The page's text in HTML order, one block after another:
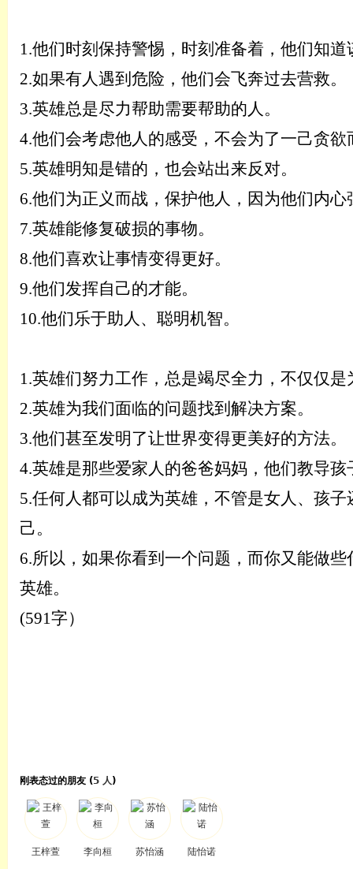
1.他们时刻保持警惕，时刻准备着，他们知道
2.如果有人遇到危险，他们会飞奔过去营救。
3.英雄总是尽力帮助需要帮助的人。
4.他们会考虑他人的感受，不会为了一己贪欲
5.英雄明知是错的，也会站出来反对。
6.他们为正义而战，保护他人，因为他们内心
7.英雄能修复破损的事物。
8.他们喜欢让事情变得更好。
9.他们发挥自己的才能。
10.他们乐于助人、聪明机智。
1.英雄们努力工作，总是竭尽全力，不仅仅
2.英雄为我们面临的问题找到解决方案。
3.他们甚至发明了让世界变得更美好的方法。
4.英雄是那些爱家人的爸爸妈妈，他们教导
5.任何人都可以成为英雄，不管是女人、孩
己。
6.所以，如果你看到一个问题，而你又能做
英雄。
(591字）
刚表态过的朋友 (5 人)
王梓萱 李向桓 苏怡涵 陆怡诺